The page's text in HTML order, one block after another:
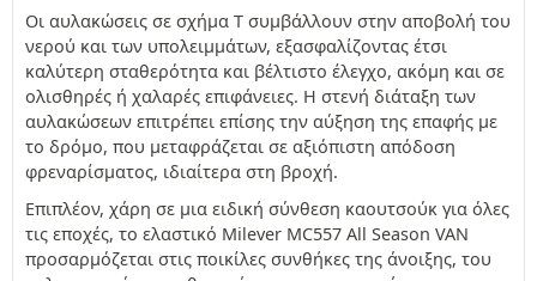
Οι αυλακώσεις σε σχήμα T συμβάλλουν στην αποβολή του
νερού και των υπολειμμάτων, εξασφαλίζοντας έτσι
καλύτερη σταθερότητα και βέλτιστο έλεγχο, ακόμη και σε
ολισθηρές ή χαλαρές επιφάνειες. Η στενή διάταξη των
αυλακώσεων επιτρέπει επίσης την αύξηση της επαφής με
το δρόμο, που μεταφράζεται σε αξιόπιστη απόδοση
φρεναρίσματος, ιδιαίτερα στη βροχή.
Επιπλέον, χάρη σε μια ειδική σύνθεση καουτσούκ για όλες
τις εποχές, το ελαστικό Milever MC557 All Season VAN
προσαρμόζεται στις ποικίλες συνθήκες της άνοιξης, του